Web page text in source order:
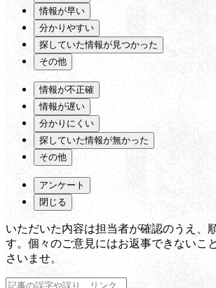
情報が早い
分かりやすい
探していた情報が見つかった
その他
情報が不正確
情報が遅い
分かりにくい
探していた情報が無かった
その他
アンケート
閉じる
いただいた内容は担当者が確認のうえ、
す。個々のご意見にはお返事できないこ
さいませ。